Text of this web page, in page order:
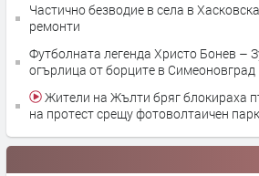
Частично безводие в села в
ремонти
Футболната легенда Христо Бонев –
огърлица от борците в Симеоновград
на протест срещу фотоволтаичен парк